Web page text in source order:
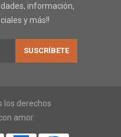
información,
y más!!
los derechos
amor.